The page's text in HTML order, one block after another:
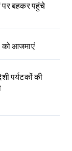
पर बहकर पहुंचे
को आजमाएं
पर्यटकों की